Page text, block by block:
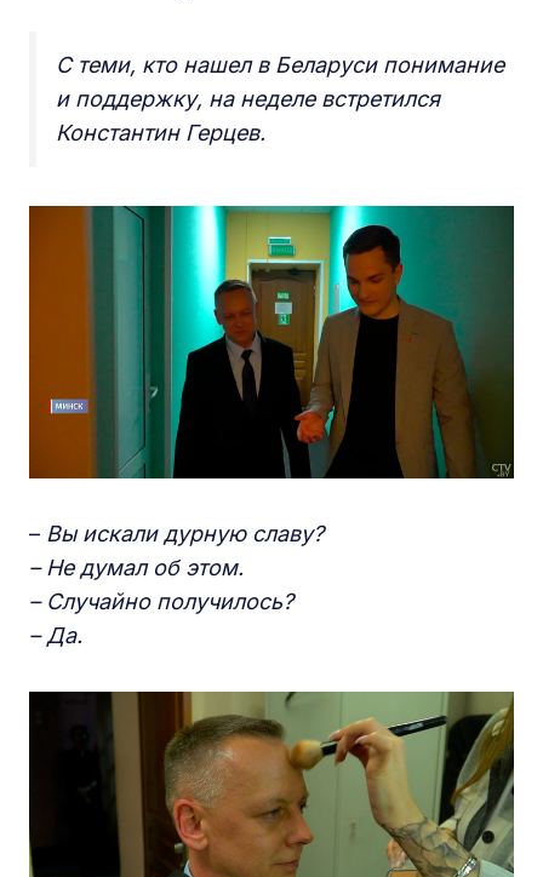
С теми, кто нашел в Беларуси понимание
и поддержку, на неделе встретился
Константин Герцев.
– Вы искали дурную славу?
– Не думал об этом.
– Случайно получилось?
– Да.